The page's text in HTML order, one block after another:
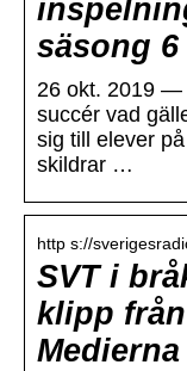
säsong
26 okt. 2019 —
succér vad
sig till elever
skildrar …
http s://
SVT i
klipp
Medierna